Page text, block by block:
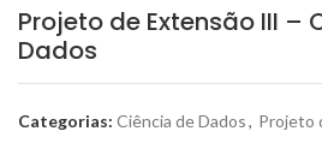
Projeto de Extensão III –
Dados
Categorias: Ciência de Dados, Projeto